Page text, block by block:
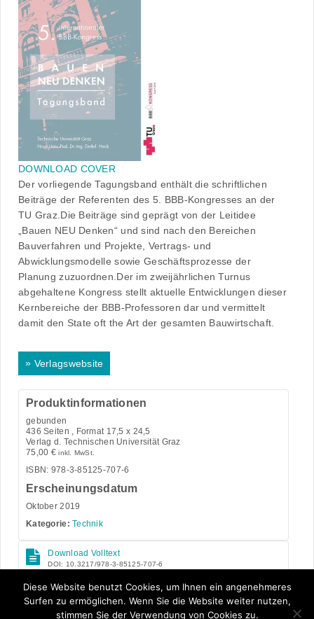
DOWNLOAD COVER
Der vorliegende Tagungsband enthält die schriftlichen
Beiträge der Referenten des 5. BBB-Kongresses an der
TU Graz.Die Beiträge sind geprägt von der Leitidee
„Bauen NEU Denken“ und sind nach den Bereichen
Bauverfahren und Projekte, Vertrags- und
Abwicklungsmodelle sowie Geschäftsprozesse der
Planung zuzuordnen.Der im zweijährlichen Turnus
abgehaltene Kongress stellt aktuelle Entwicklungen dieser
Kernbereiche der BBB-Professoren dar und vermittelt
damit den State oft the Art der gesamten Bauwirtschaft.
» Verlagswebsite
Produktinformationen
gebunden
436 Seiten , Format 17,5 x 24,5
Verlag d. Technischen Universität Graz
75,00 € inkl. MwSt.
ISBN: 978-3-85125-707-6
Erscheinungsdatum
Oktober 2019
Kategorie: Technik
Download Volltext
DOI: 10.3217/978-3-85125-707-6
Diese Website benutzt Cookies, um Ihnen ein angenehmeres
Surfen zu ermöglichen. Wenn Sie die Website weiter nutzen,
stimmen Sie der Verwendung von Cookies zu.